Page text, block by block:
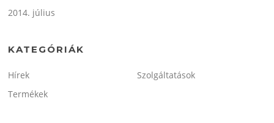
2014. július
KATEGÓRIÁK
Hírek
Szolgáltatások
Termékek